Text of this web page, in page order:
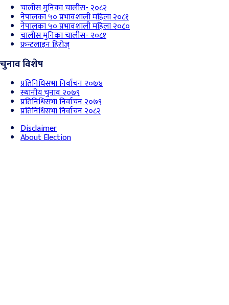
चालीस मुनिका चालीस- २०८२
नेपालका ५० प्रभावशाली महिला २०८१
नेपालका ५० प्रभावशाली महिला २०८०
चालीस मुनिका चालीस- २०८१
फ्रन्टलाइन हिरोज्
चुनाव विशेष
प्रतिनिधिसभा निर्वाचन २०७४
स्थानीय चुनाव २०७९
प्रतिनिधिसभा निर्वाचन २०७९
प्रतिनिधिसभा निर्वाचन २०८२
Disclaimer
About Election